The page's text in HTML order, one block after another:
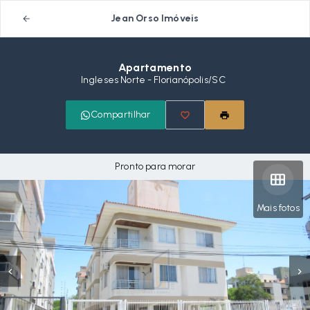
Jean Orso Imóveis
Apartamento
Ingleses Norte - Florianópolis/SC
Compartilhar
Mais fotos
Pronto para morar